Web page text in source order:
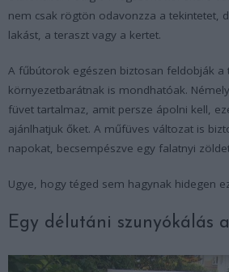
nem csak rögtön odavonzza a tekintetet,
lakást, a teraszt vagy a kertet.
A fűbútorok egészen biztosan feldobják a
környezetbarátnak is mondhatóak.
füvet tartalmaz, amit persze ápolni kell,
ajánlhatjuk őket. A műfüves változat is
napokat, becsempészve egy falatnyi
Ugye, hogy téged sem hagynak hidegen
Egy délutáni szunyókálás